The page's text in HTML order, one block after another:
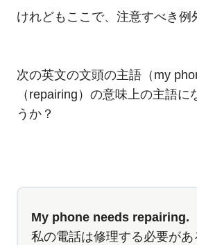
けれどもここで、注意すべき例
次の英文の文頭の主語（my
（repairing）の意味上の主語に
うか？
My phone needs repairing.
私の電話は修理する必要があ